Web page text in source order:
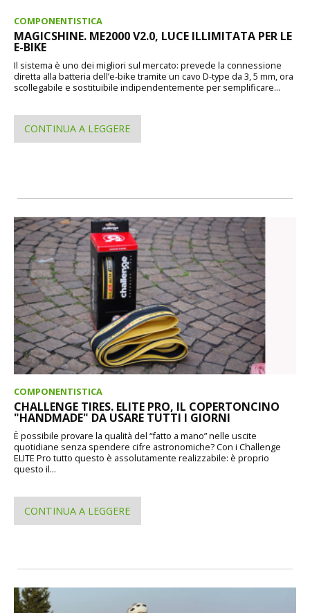
COMPONENTISTICA
MAGICSHINE. ME2000 V2.0, LUCE ILLIMITATA PER LE
E-BIKE
Il sistema è uno dei migliori sul mercato: prevede la connessione
diretta alla batteria dell’e-bike tramite un cavo D-type da 3, 5 mm, ora
scollegabile e sostituibile indipendentemente per semplificare...
CONTINUA A LEGGERE
COMPONENTISTICA
CHALLENGE TIRES. ELITE PRO, IL COPERTONCINO
"HANDMADE" DA USARE TUTTI I GIORNI
È possibile provare la qualità del “fatto a mano” nelle uscite
quotidiane senza spendere cifre astronomiche? Con i Challenge
ELITE Pro tutto questo è assolutamente realizzabile: è proprio
questo il...
CONTINUA A LEGGERE